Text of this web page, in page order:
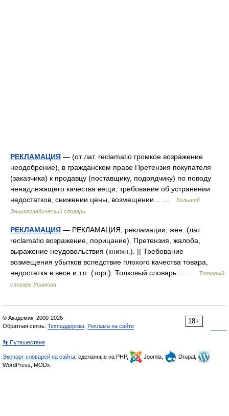
РЕКЛАМАЦИЯ — (от лат. reclamatio громкое возражение
неодобрение), в гражданском праве Претензия покупателя
(заказчика) к продавцу (поставщику, подрядчику) по поводу
ненадлежащего качества вещи, требование об устранении
недостатков, снижении цены, возмещении… …
Большой
Энциклопедический словарь
РЕКЛАМАЦИЯ — РЕКЛАМАЦИЯ, рекламации, жен. (лат.
reclamatio возражение, порицание). Претензия, жалоба,
выражение неудовольствия (книжн.). || Требование
возмещения убытков вследствие плохого качества товара,
недостатка в весе и т.п. (торг.). Толковый словарь… …
Толковый
словарь Ушакова
18+
© Академик, 2000-2026
Обратная связь: Техподдержка Реклама на сайте
👣 Путешествия
Экспорт словарей на сайты , сделанные на PHP, Joomla,
Drupal,
WordPress, MODx.